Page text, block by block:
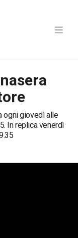
ogni giovedì alle
In replica venerdì